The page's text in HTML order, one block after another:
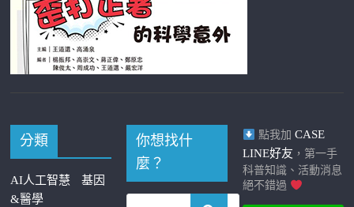
分類
AI人工智慧
基因
&醫學
你想找什
麼？
點我加 CASE
LINE好友 ，第一手
科普知識、活動消息
絕不錯過